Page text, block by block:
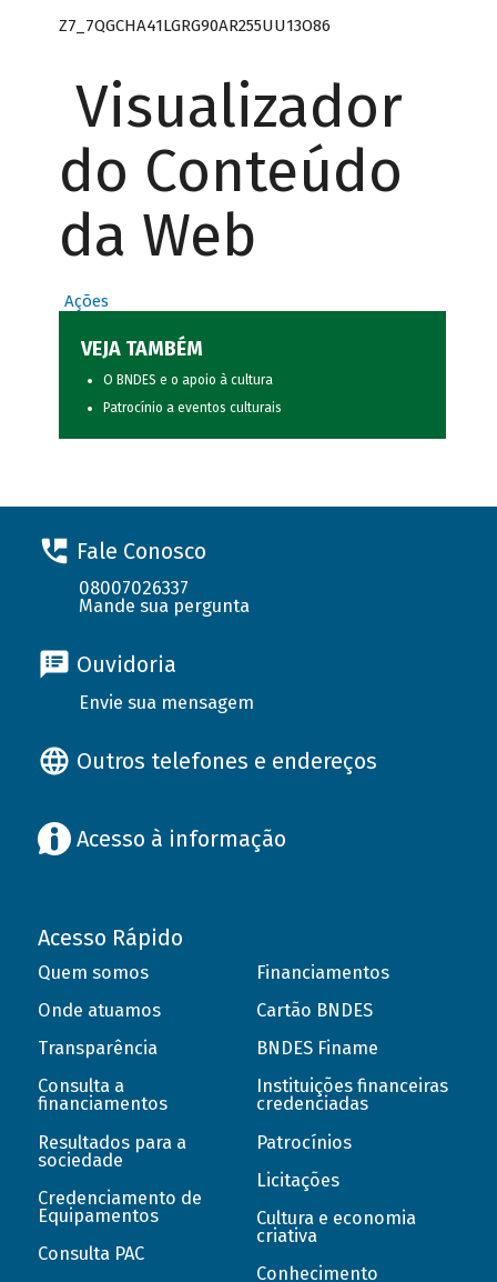
Z7_7QGCHA41LGRG90AR255UU13O86
Visualizador
do Conteúdo
da Web
Ações
VEJA TAMBÉM
O BNDES e o apoio à cultura
Patrocínio a eventos culturais
Fale Conosco
08007026337
Mande sua pergunta
Ouvidoria
Envie sua mensagem
Outros telefones e endereços
Acesso à informação
Acesso Rápido
Quem somos
Onde atuamos
Transparência
Consulta a
financiamentos
Resultados para a
sociedade
Credenciamento de
Equipamentos
Consulta PAC
Financiamentos
Cartão BNDES
BNDES Finame
Instituições financeiras
credenciadas
Patrocínios
Licitações
Cultura e economia
criativa
Conhecimento